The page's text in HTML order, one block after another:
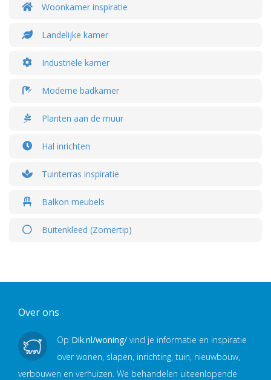
Woonkamer inspiratie
Landelijke kamer
Industriële kamer
Moderne badkamer
Planten aan de muur
Hal inrichten
Tuinterras inspiratie
Balkon meubels
Buitenkleed (Zomertip)
Over ons
Op Dik.nl/woning/ vind je informatie en inspiratie
over wonen, slapen, inrichting, tuin, nieuwbouw,
verbouwen en verhuizen. We behandelen uiteenlopende